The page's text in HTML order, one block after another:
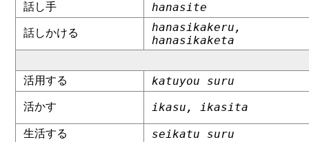
話し手 hanasite
話しかける
hanasikakeru,
hanasikaketa
活用する katuyou suru
活かす ikasu, ikasita
生活する seikatu suru